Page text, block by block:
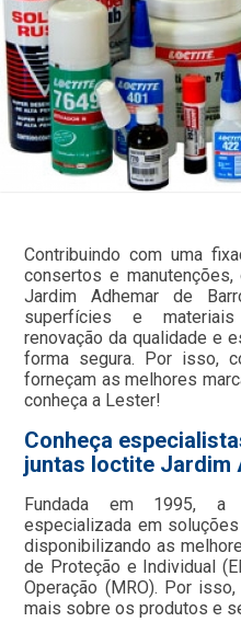
Contribuindo com uma
consertos e
Jardim Adhemar de
superfícies e materiais
renovação da qualidade e
forma segura. Por isso,
forneçam as melhores
conheça a Lester!
Conheça
juntas loctite Jardim
Fundada em 1995,
especializada em
disponibilizando as
de Proteção e Individual
Operação (MRO). Por
mais sobre os produtos e